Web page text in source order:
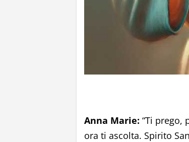
Anna Marie: “Ti prego,
ora ti ascolta. Spirito